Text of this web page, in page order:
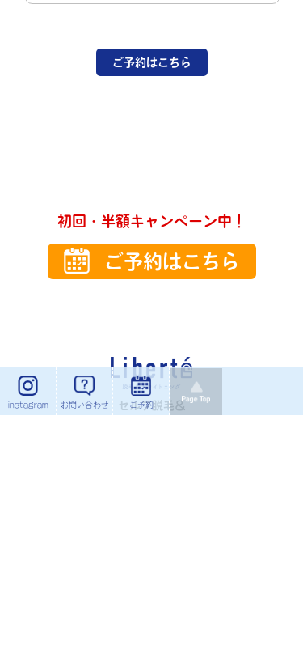
instagram お問い合わせ ご予約
ご予約はこちら
初回・半額キャンペーン中！
ご予約はこちら
セルフ脱毛＆